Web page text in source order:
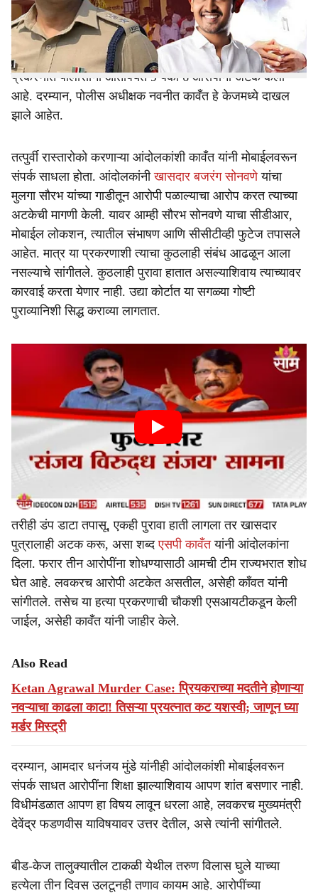
e
बीडचे खासदार बजरंग सोनवणे यांचे सुपूत्र सौरभ याच्यावर
गुन्���ा दाखल करून त्याला अटक करा, अशी मागणी घुले
याच्या कुटुंबिय आणि ग्रामस्थांकडून केली जात आहे. या हत्या
प्रकरणात पोलीसांनी आतापर्यंत 9 पैकी 6 आरोपींना अटक केली
आहे. दरम्यान, पोलीस अधीक्षक नवनीत कावँत हे केजमध्ये दाखल
झाले आहेत.
तत्पुर्वी रास्तारोको करणाऱ्या आंदोलकांशी कावँत यांनी मोबाईलवरून
संपर्क साधला होता. आंदोलकांनीखासदार बजरंग सोनवणेयांचा
मुलगा सौरभ यांच्या गाडीतून आरोपी पळाल्याचा आरोप करत त्याच्या
अटकेची मागणी केली. यावर आम्ही सौरभ सोनवणे याचा सीडीआर,
मोबाईल लोकशन, त्यातील संभाषण आणि सीसीटीव्ही फुटेज तपासले
आहेत. मात्र या प्रकरणाशी त्याचा कुठलाही संबंध आढळून आला
नसल्याचे सांगीतले. कुठलाही पुरावा हातात असल्याशिवाय त्याच्यावर
कारवाई करता येणार नाही. उद्या कोर्टात या सगळ्या गोष्टी
पुराव्यानिशी सिद्ध कराव्या लागतात.
तरीही डंप डाटा तपासू, एकही पुरावा हाती लागला तर खासदार
पुत्रालाही अटक करू, असा शब्दएसपी कावँतयांनी आंदोलकांना
दिला. फरार तीन आरोपींना शोधण्यासाठी आमची टीम राज्यभरात शोध
घेत आहे. लवकरच आरोपी अटकेत असतील, असेही काँवत यांनी
सांगीतले. तसेच या हत्या प्रकरणाची चौकशी एसआयटीकडून केली
जाईल, असेही कावँत यांनी जाहीर केले.
Also Read
Ketan Agrawal Murder Case: प्रियकराच्या मदतीने होणाऱ्या
नवऱ्याचा काढला काटा! तिसऱ्या प्रयत्नात कट यशस्वी; जाणून घ्या
मर्डर मिस्ट्री
दरम्यान, आमदार धनंजय मुंडे यांनीही आंदोलकांशी मोबाईलवरून
संपर्क साधत आरोपींना शिक्षा झाल्याशिवाय आपण शांत बसणार नाही.
विधीमंडळात आपण हा विषय लावून धरला आहे, लवकरच मुख्यमंत्री
देवेंद्र फडणवीस याविषयावर उत्तर देतील, असे त्यांनी सांगीतले.
बीड-केज तालुक्यातील टाकळी येथील तरुण विलास घुले याच्या
हत्येला तीन दिवस उलटूनही तणाव कायम आहे. आरोपींच्या